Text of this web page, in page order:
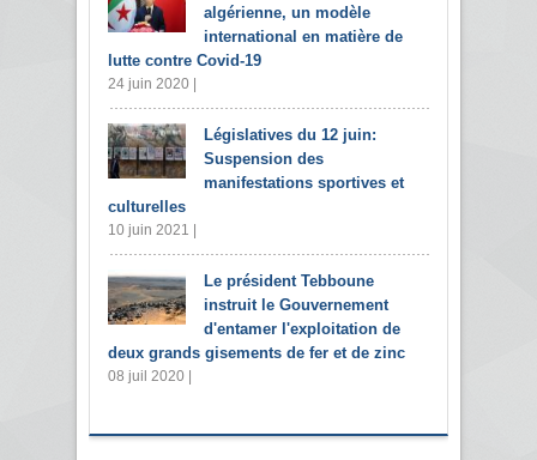
algérienne, un modèle
international en matière de
lutte contre Covid-19
24 juin 2020 |
Législatives du 12 juin:
Suspension des
manifestations sportives et
culturelles
10 juin 2021 |
Le président Tebboune
instruit le Gouvernement
d'entamer l'exploitation de
deux grands gisements de fer et de zinc
08 juil 2020 |